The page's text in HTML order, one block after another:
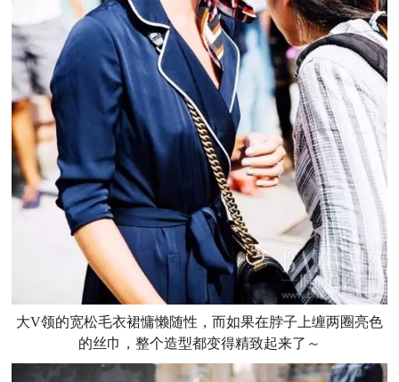
大V领的宽松毛衣裙慵懒随性，而如果在脖子上缠两圈亮色
的丝巾，整个造型都变得精致起来了～